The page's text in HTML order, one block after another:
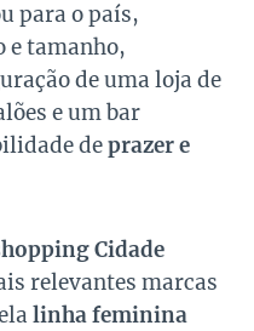
para o país,
e tamanho,
de uma loja de
e um bar
deprazer e
Cidade
relevantes marcas
linha feminina